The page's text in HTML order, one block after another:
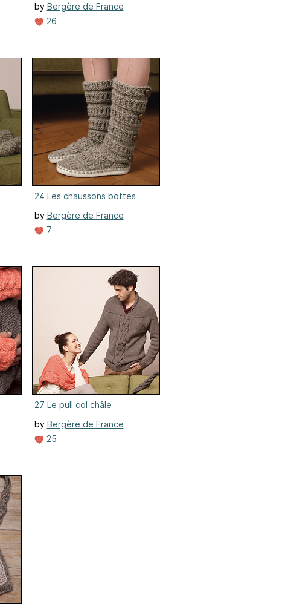
by Bergère de France
26
24 Les chaussons bottes
by Bergère de France
7
27 Le pull col châle
by Bergère de France
25